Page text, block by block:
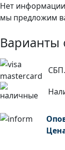
Нет
мы предложим
Варианты